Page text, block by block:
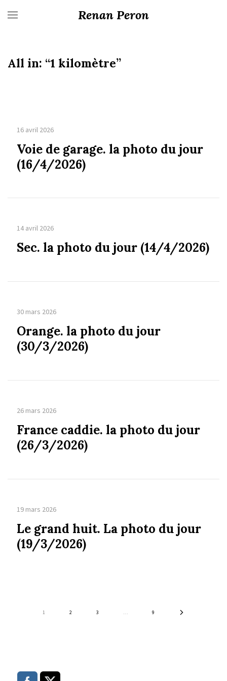
Renan Peron
All in: “1 kilomètre”
16 avril 2026
Voie de garage. la photo du jour
(16/4/2026)
14 avril 2026
Sec. la photo du jour (14/4/2026)
30 mars 2026
Orange. la photo du jour
(30/3/2026)
26 mars 2026
France caddie. la photo du jour
(26/3/2026)
19 mars 2026
Le grand huit. La photo du jour
(19/3/2026)
1 2 3 … 9